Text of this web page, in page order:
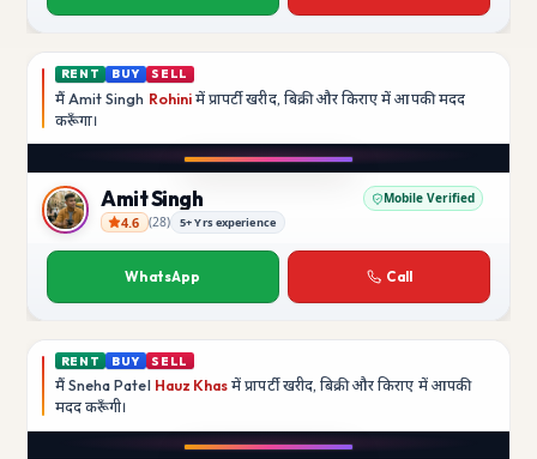
RENT BUY SELL
मैं Amit Singh Rohiniमें प्रापर्टी खरीद, बिक्री और किराए में आपकी मदद
करूँगा।
Amit Singh
Amit Singh Mobile Verified
4.6 (28) 5+ Yrs experience
WhatsApp Call
RENT BUY SELL
मैं Sneha Patel Hauz Khas में प्रापर्टी खरीद, बिक्री और किराए में आपकी
मददकरूँगी।